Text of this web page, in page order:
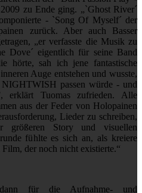
zu Ende ging. „`Ghost River´
- `Song Of Myself´ der
zurück. Aber auch Basser
„er verfasste die Musik zu
eigentlich für seine Band
hörte, sah ich jene fantastische
Auge entstehen und wusste,
passen würde - und
erklärt Tuomas zufrieden. Alle
aus der Feder von Holopainen
Lieder zu schreiben,
größeren Story und visuellen
fühlte es sich an, als kreiere
der noch nicht existierte.“
für die Aufnahme- und